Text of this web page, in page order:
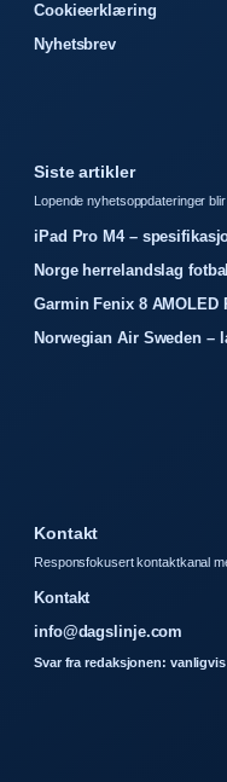
Cookieerklæring
Nyhetsbrev
Siste artikler
Lopende nyhetsoppdateringer
iPad Pro M4 –
Norge herrelandslag
Garmin Fenix 8 AMOLED
Norwegian Air Sweden –
Kontakt
Responsfokusert kontaktkanal
Kontakt
info@dagslinje.com
Svar fra redaksjonen: